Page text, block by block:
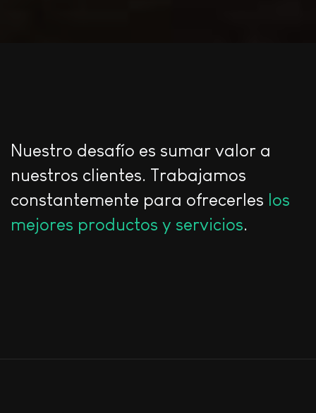
Nuestro desafío es sumar valor a
nuestros clientes. Trabajamos
constantemente para ofrecerles los
mejores productos y servicios.